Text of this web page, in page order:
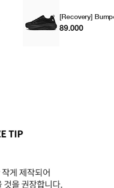
[Recovery]
89.000